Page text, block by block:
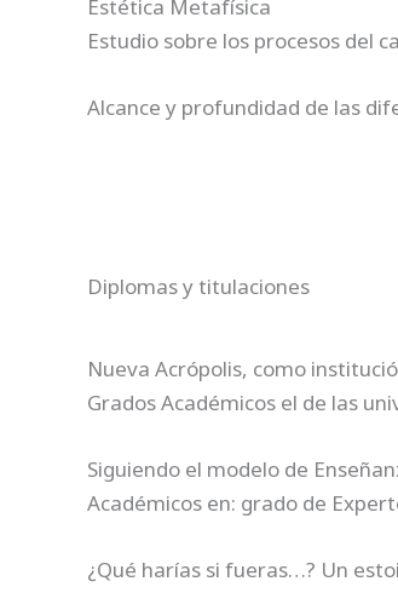
Estética Metafísica
Estudio sobre los procesos del
Alcance y profundidad de las
Diplomas y titulaciones
Nueva Acrópolis, como
Grados Académicos el de las
Siguiendo el modelo de
Académicos en: grado de
¿Qué harías si fueras…? Un